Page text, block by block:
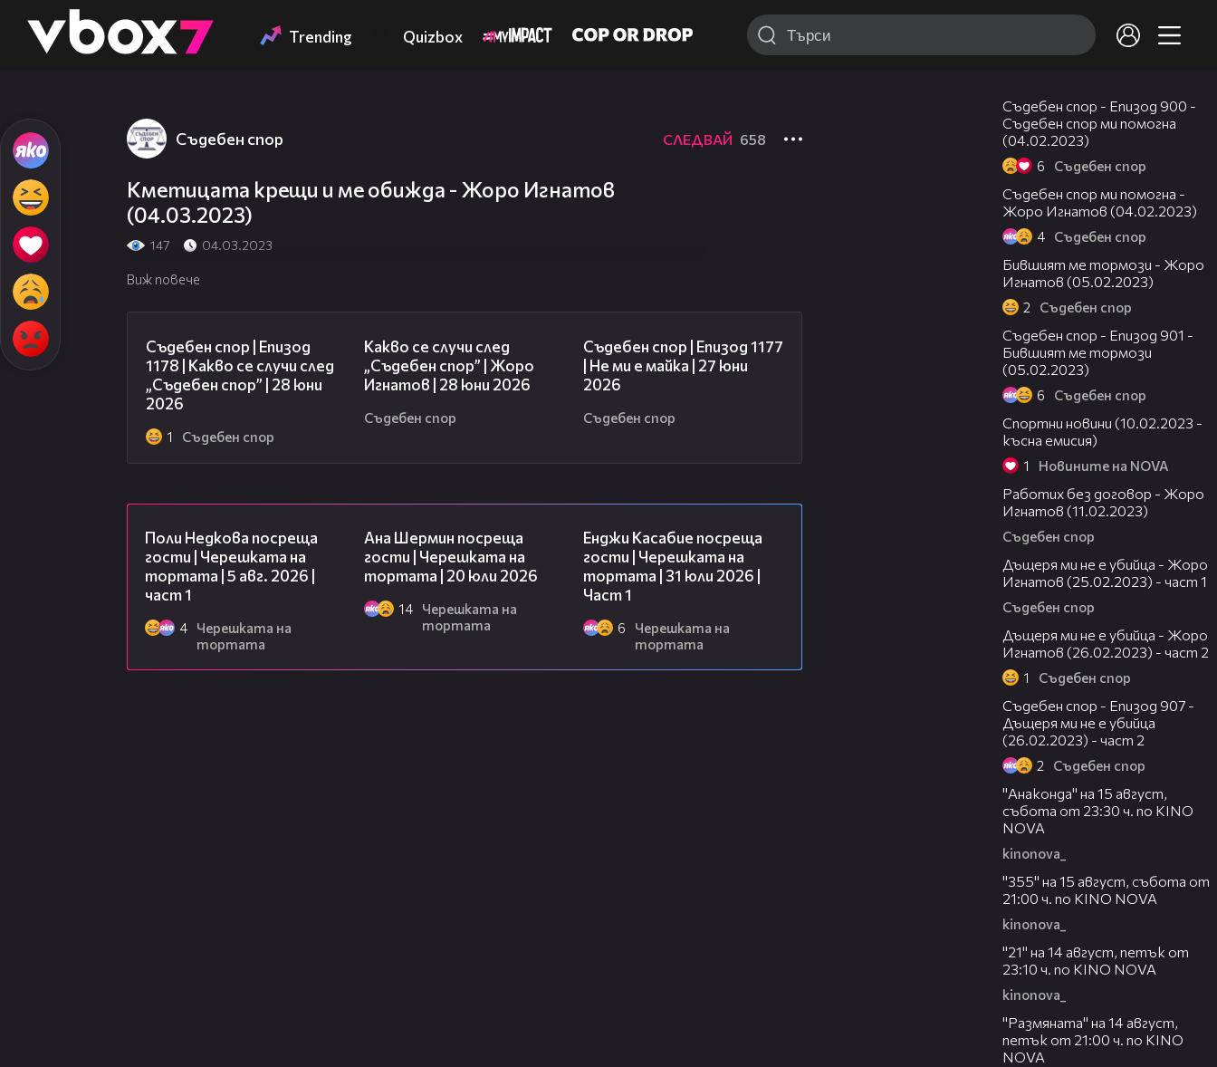
👾 Trending Quizbox
Съдебен спор СЛЕДВАЙ 658
Кметицата крещи и ме обижда - Жоро Игнатов
(04.03.2023)
147 04.03.2023
Виж повече
Съдебен спор | Епизод
1178 | Какво се случи след
„Съдебен спор” | 28 юни
2026
1 Съдебен спор
Какво се случи след
„Съдебен спор” | Жоро
Игнатов | 28 юни 2026
Съдебен спор
Съдебен спор | Епизод 1177
| Не ми е майка | 27 юни
2026
Съдебен спор
Поли Недкова посреща
гости | Черешката на
тортата | 5 авг. 2026 |
част 1
4
Черешката на
тортата
Ана Шермин посреща
гости | Черешката на
тортата | 20 юли 2026
14
Черешката на
тортата
Енджи Касабие посреща
гости | Черешката на
тортата | 31 юли 2026 |
Част 1
6
Черешката на
тортата
Съдебен спор - Епизод 900 -
Съдебен спор ми помогна
(04.02.2023)
6 Съдебен спор
Съдебен спор ми помогна -
Жоро Игнатов (04.02.2023)
4 Съдебен спор
Бившият ме тормози - Жоро
Игнатов (05.02.2023)
2 Съдебен спор
Съдебен спор - Епизод 901 -
Бившият ме тормози
(05.02.2023)
6 Съдебен спор
Спортни новини (10.02.2023 -
късна емисия)
1 Новините на NOVA
Работих без договор - Жоро
Игнатов (11.02.2023)
Съдебен спор
Дъщеря ми не е убийца - Жоро
Игнатов (25.02.2023) - част 1
Съдебен спор
Дъщеря ми не е убийца - Жоро
Игнатов (26.02.2023) - част 2
1 Съдебен спор
Съдебен спор - Епизод 907 -
Дъщеря ми не е убийца
(26.02.2023) - част 2
2 Съдебен спор
"Анаконда" на 15 август,
събота от 23:30 ч. по KINO
NOVA
kinonova_
"355" на 15 август, събота от
21:00 ч. по KINO NOVA
kinonova_
"21" на 14 август, петък от
23:10 ч. по KINO NOVA
kinonova_
"Размянaта" на 14 август,
петък от 21:00 ч. по KINO
NOVA